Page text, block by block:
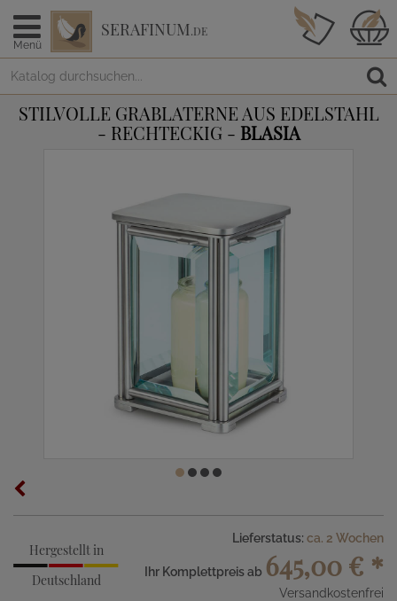
Menü
SERAFINUM.DE
STILVOLLE GRABLATERNE AUS EDELSTAHL
- RECHTECKIG - BLASIA
Hergestellt in
Deutschland
Lieferstatus: ca. 2 Wochen
Ihr Komplettpreis ab 645,00 € *
Versandkostenfrei